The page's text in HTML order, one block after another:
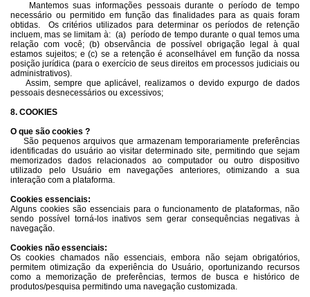
Mantemos suas informações pessoais durante o período de tempo
necessário ou permitido em função das finalidades para as quais foram
obtidas. Os critérios utilizados para determinar os períodos de retenção
incluem, mas se limitam à: (a) período de tempo durante o qual temos uma
relação com você; (b) observância de possível obrigação legal à qual
estamos sujeitos; e (c) se a retenção é aconselhável em função da nossa
posição jurídica (para o exercício de seus direitos em processos judiciais ou
administrativos).
Assim, sempre que aplicável, realizamos o devido expurgo de dados
pessoais desnecessários ou excessivos;
8. COOKIES
O que são cookies ?
São pequenos arquivos que armazenam temporariamente preferências
identificadas do usuário ao visitar determinado site, permitindo que sejam
memorizados dados relacionados ao computador ou outro dispositivo
utilizado pelo Usuário em navegações anteriores, otimizando a sua
interação com a plataforma.
Cookies essenciais:
Alguns cookies são essenciais para o funcionamento de plataformas, não
sendo possível torná-los inativos sem gerar consequências negativas à
navegação.
Cookies não essenciais:
Os cookies chamados não essenciais, embora não sejam obrigatórios,
permitem otimização da experiência do Usuário, oportunizando recursos
como a memorização de preferências, termos de busca e histórico de
produtos/pesquisa permitindo uma navegação customizada.